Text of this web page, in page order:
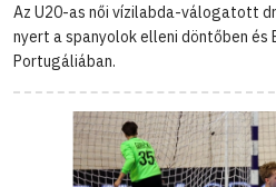
Az U20-as női vízilabda-válogatott
nyert a spanyolok elleni döntőben
Portugáliában.